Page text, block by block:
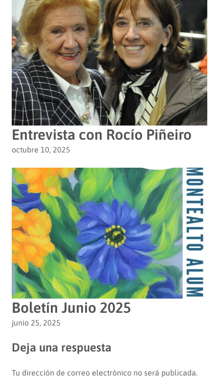
Entrevista con Rocío Piñeiro
octubre 10, 2025
Boletín Junio 2025
junio 25, 2025
Deja una respuesta
Tu dirección de correo electrónico no será publicada.